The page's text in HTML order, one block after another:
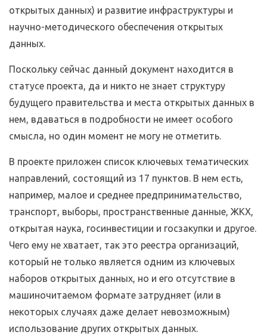
открытых данных) и развитие инфраструктуры и
научно-методического обеспечения открытых
данных.
Поскольку сейчас данный документ находится в
статусе проекта, да и никто не знает структуру
будущего правительства и места открытых данных в
нем, вдаваться в подробности не имеет особого
смысла, но один момент не могу не отметить.
В проекте приложен список ключевых тематических
направлений, состоящий из 17 пунктов. В нем есть,
например, малое и среднее предпринимательство,
транспорт, выборы, пространственные данные, ЖКХ,
открытая наука, госинвестиции и госзакупки и другое.
Чего ему не хватает, так это реестра организаций,
который не только является одним из ключевых
наборов открытых данных, но и его отсутствие в
машиночитаемом формате затрудняет (или в
некоторых случаях даже делает невозможным)
использование других открытых данных.